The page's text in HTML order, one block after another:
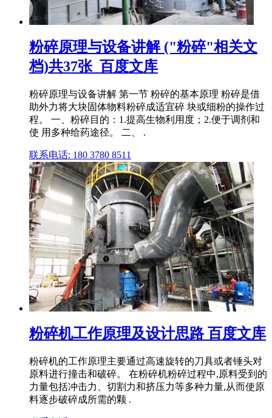
粉碎原理与设备讲解 ("粉碎"相关文
档)共37张_百度文库
粉碎原理与设备讲解 第一节 粉碎的基本原理 粉碎是借
助外力将大块固体物料粉碎成适宜碎 块或细粉的操作过
程。 一、粉碎目的：1.提高生物利用度；2.便于调剂和
使 用多种给药途径。 二、 .
联系电话: 180 3780 8511
粉碎机工作原理及设计思路 百度文库
粉碎机的工作原理主要通过高速旋转的刀具或者锤头对
原料进行撞击和破碎。 在粉碎机粉碎过程中,原料受到的
力量包括冲击力、切割力和挤压力等多种力量,从而使原
料逐步破碎成所需的颗 .